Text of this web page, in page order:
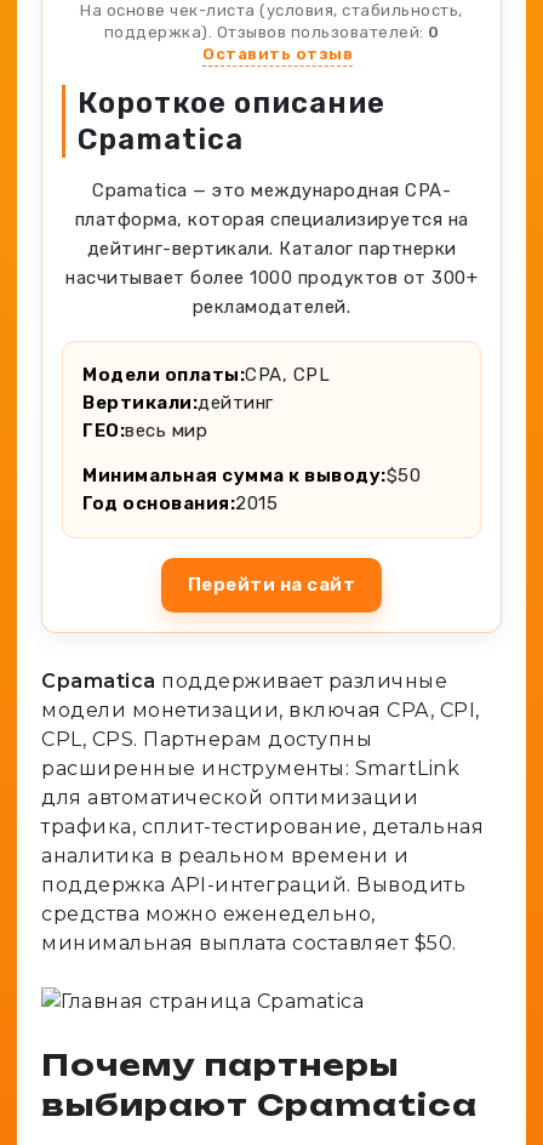
Адалт
Spy-сервисы
Аккаунты
Проверка анонимности
Конвертер cookies
Генератор личности
На основе чек-листа (условия, стабильность,
поддержка). Отзывов пользователей: 0
Оставить отзыв
Короткое описание
Cpamatica
Cpamatica — это международная CPA-
платформа, которая специализируется на
дейтинг-вертикали. Каталог партнерки
насчитывает более 1000 продуктов от 300+
рекламодателей.
Модели оплаты:CPA, CPL
Вертикали:дейтинг
ГЕО:весь мир
Минимальная сумма к выводу:$50
Год основания:2015
Перейти на сайт
Cpamatica поддерживает различные
модели монетизации, включая CPA, CPI,
CPL, CPS. Партнерам доступны
расширенные инструменты: SmartLink
для автоматической оптимизации
трафика, сплит-тестирование, детальная
аналитика в реальном времени и
поддержка API-интеграций. Выводить
средства можно еженедельно,
минимальная выплата составляет $50.
Почему партнеры
выбирают Cpamatica